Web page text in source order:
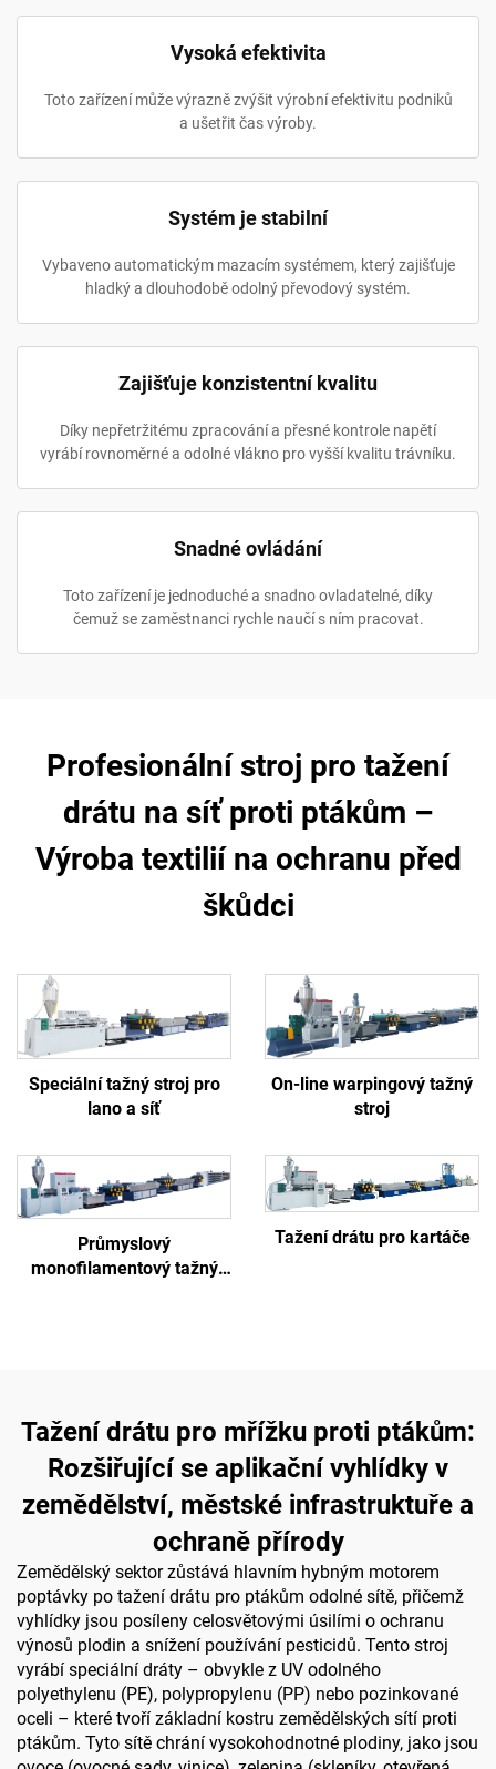
Vysoká efektivita
Toto zařízení může výrazně zvýšit výrobní efektivitu podniků
a ušetřit čas výroby.
Systém je stabilní
Vybaveno automatickým mazacím systémem, který zajišťuje
hladký a dlouhodobě odolný převodový systém.
Zajišťuje konzistentní kvalitu
Díky nepřetržitému zpracování a přesné kontrole napětí
vyrábí rovnoměrné a odolné vlákno pro vyšší kvalitu trávníku.
Snadné ovládání
Toto zařízení je jednoduché a snadno ovladatelné, díky
čemuž se zaměstnanci rychle naučí s ním pracovat.
Profesionální stroj pro tažení
drátu na síť proti ptákům –
Výroba textilií na ochranu před
škůdci
Speciální tažný stroj pro
lano a síť
On-line warpingový tažný
stroj
Průmyslový
monofilamentový tažný
Tažení drátu pro kartáče
Tažení drátu pro mřížku proti ptákům:
Rozšiřující se aplikační vyhlídky v
zemědělství, městské infrastruktuře a
ochraně přírody
Zemědělský sektor zůstává hlavním hybným motorem
poptávky po tažení drátu pro ptákům odolné sítě, přičemž
vyhlídky jsou posíleny celosvětovými úsilími o ochranu
výnosů plodin a snížení používání pesticidů. Tento stroj
vyrábí speciální dráty – obvykle z UV odolného
polyethylenu (PE), polypropylenu (PP) nebo pozinkované
oceli – které tvoří základní kostru zemědělských sítí proti
ptákům. Tyto sítě chrání vysokohodnotné plodiny, jako jsou